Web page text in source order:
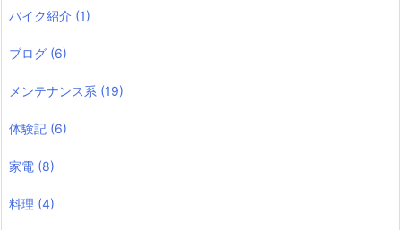
バイク紹介 (1)
ブログ (6)
メンテナンス系 (19)
体験記 (6)
家電 (8)
料理 (4)